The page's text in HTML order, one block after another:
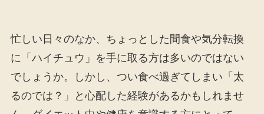
忙しい日々のなか、ちょっとした間食や気分転換
に「ハイチュウ」を手に取る方は多いのではない
でしょうか。しかし、つい食べ過ぎてしまい「太
るのでは？」と心配した経験があるかもしれませ